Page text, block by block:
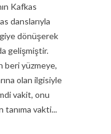
Kafkas
danslarıyla
dönüşerek
gelişmiştir.
beri yüzmeye,
olan ilgisiyle
vakit, onu
tanıma vakti...